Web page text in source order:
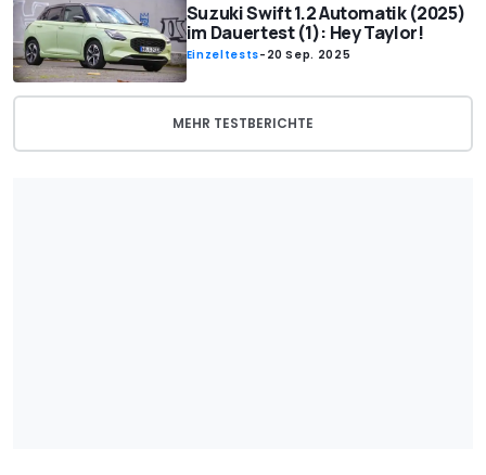
Suzuki Swift 1.2 Automatik (2025)
im Dauertest (1): Hey Taylor!
Einzeltests- 20 Sep. 2025
MEHR TESTBERICHTE